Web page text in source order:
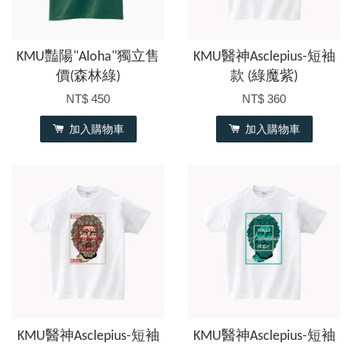
KMU豔陽"Aloha"獨立售
價(森林綠)
NT$ 450
加入購物車
KMU醫神Asclepius-短袖
款 (綠魔紫)
NT$ 360
加入購物車
KMU醫神Asclepius-短袖
KMU醫神Asclepius-短袖